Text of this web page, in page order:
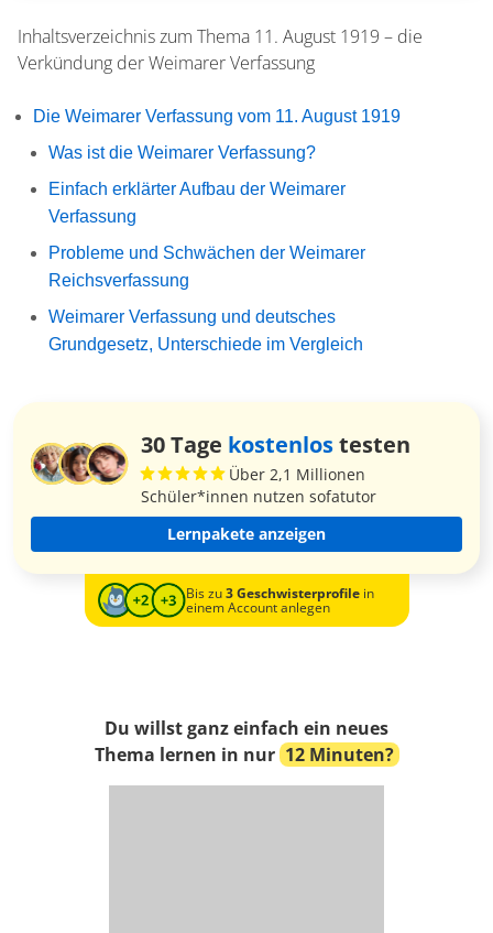
Inhaltsverzeichnis zum Thema 11. August 1919 – die
Verkündung der Weimarer Verfassung
Die Weimarer Verfassung vom 11. August 1919
Was ist die Weimarer Verfassung?
Einfach erklärter Aufbau der Weimarer
Verfassung
Probleme und Schwächen der Weimarer
Reichsverfassung
Weimarer Verfassung und deutsches
Grundgesetz, Unterschiede im Vergleich
30 Tage kostenlostesten
Über 2,1 Millionen
Schüler*innen nutzen sofatutor
Lernpakete anzeigen
Bis zu3 Geschwisterprofilein
einem Account anlegen
Du willst ganz einfach ein neues
Thema lernen in nur 12 Minuten?